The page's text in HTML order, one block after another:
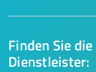
Finden Sie
Dienstleister: